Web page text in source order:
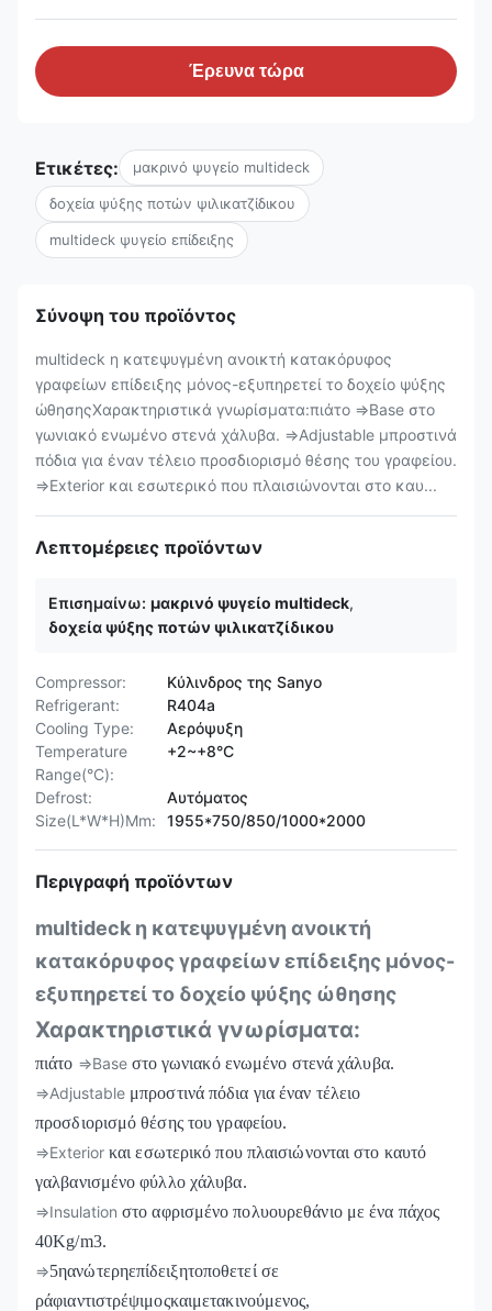
Έρευνα τώρα
Ετικέτες: μακρινό ψυγείο multideck
δοχεία ψύξης ποτών ψιλικατζίδικου
multideck ψυγείο επίδειξης
Σύνοψη του προϊόντος
multideck η κατεψυγμένη ανοικτή κατακόρυφος
γραφείων επίδειξης μόνος-εξυπηρετεί το δοχείο ψύξης
ώθησηςΧαρακτηριστικά γνωρίσματα:πιάτο ⇒Base στο
γωνιακό ενωμένο στενά χάλυβα. ⇒Adjustable μπροστινά
πόδια για έναν τέλειο προσδιορισμό θέσης του γραφείου.
⇒Exterior και εσωτερικό που πλαισιώνονται στο καυ...
Λεπτομέρειες προϊόντων
Επισημαίνω: μακρινό ψυγείο multideck,
δοχεία ψύξης ποτών ψιλικατζίδικου
Compressor:
Κύλινδρος της Sanyo
Refrigerant:
R404a
Cooling Type:
Αερόψυξη
Temperature
Range(°C):
+2~+8°C
Defrost:
Αυτόματος
Size(L*W*H)Mm:
1955*750/850/1000*2000
Περιγραφή προϊόντων
multideck η κατεψυγμένη ανοικτή
κατακόρυφος γραφείων επίδειξης μόνος-
εξυπηρετεί το δοχείο ψύξης ώθησης
Χαρακτηριστικά γνωρίσματα:
πιάτο ⇒Base στο γωνιακό ενωμένο στενά χάλυβα.
⇒Adjustable μπροστινά πόδια για έναν τέλειο
προσδιορισμό θέσης του γραφείου.
⇒Exterior και εσωτερικό που πλαισιώνονται στο καυτό
γαλβανισμένο φύλλο χάλυβα.
⇒Insulation στο αφρισμένο πολυουρεθάνιο με ένα πάχος
40Kg/m3.
⇒5ηανώτερηεπίδειξητοποθετεί σε
ράφιαντιστρέψιμοςκαιμετακινούμενος,